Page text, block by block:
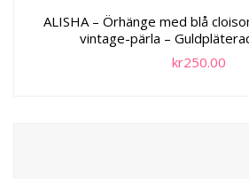
ALISHA – Örhänge med blå
vintage-pärla –
kr250.00